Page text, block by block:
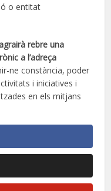
o entitat
rebre una
a l’adreça
ne constància, poder
i iniciatives i
en els mitjans